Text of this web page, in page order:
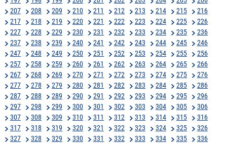
207
208 209 210 211 212 213 214 215
216
217
218 219 220 221 222 223 224 225
226
227
228 229 230 231 232 233 234 235
236
237
238 239 240 241 242 243 244 245
246
247
248 249 250 251 252 253 254 255
256
257
258 259 260 261 262 263 264 265
266
267
268 269 270 271 272 273 274 275
276
277
278 279 280 281 282 283 284 285
286
287
288 289 290 291 292 293 294 295
296
297
298 299 300 301 302 303 304 305
306
307
308 309 310 311 312 313 314 315
316
317
318 319 320 321 322 323 324 325
326
327
328 329 330 331 332 333 334 335
336